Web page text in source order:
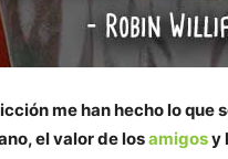
me han hecho lo que
el valor de losamigosy